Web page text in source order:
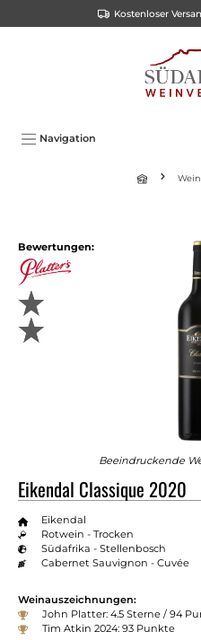
Kostenloser
Navigation
Wein
Bewertungen:
Beeindruckende
Eikendal Classique 2020
Eikendal
Rotwein - Trocken
Südafrika - Stellenbosch
Cabernet Sauvignon - Cuvée
Weinauszeichnungen:
John Platter: 4.5 Sterne / 94
Tim Atkin 2024: 93 Punkte